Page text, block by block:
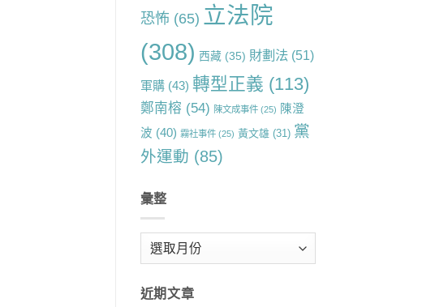
恐怖 (65) 立法院
(308) 西藏(35) 財劃法(51)
軍購(43) 轉型正義 (113)
鄭南榕 (54) 陳文成事件(25) 陳澄
波 (40) 霧社事件(25) 黃文雄(31) 黨
外運動 (85)
彙整
近期文章